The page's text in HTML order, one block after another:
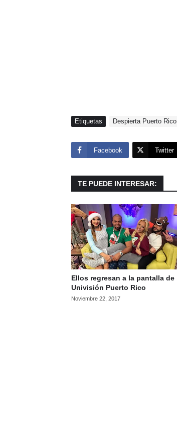
Etiquetas Despierta Puerto Rico
Facebook Twitter
TE PUEDE INTERESAR:
Ellos regresan a la pantalla de
Univisión Puerto Rico
Noviembre 22, 2017